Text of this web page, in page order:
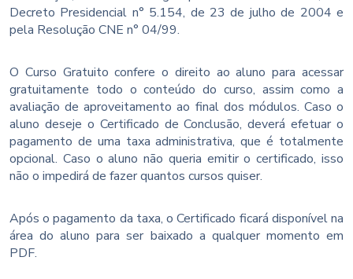
Decreto Presidencial n° 5.154, de 23 de julho de 2004 e
pela Resolução CNE n° 04/99.
O Curso Gratuito confere o direito ao aluno para acessar
gratuitamente todo o conteúdo do curso, assim como a
avaliação de aproveitamento ao final dos módulos. Caso o
aluno deseje o Certificado de Conclusão, deverá efetuar o
pagamento de uma taxa administrativa, que é totalmente
opcional. Caso o aluno não queria emitir o certificado, isso
não o impedirá de fazer quantos cursos quiser.
Após o pagamento da taxa, o Certificado ficará disponível na
área do aluno para ser baixado a qualquer momento em
PDF.